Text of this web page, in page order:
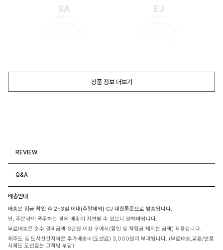
SA EJ
상품 정보 더보기
REVIEW
Q&A
배송안내
배송은 입금 확인 후 2~3일 이내(주말제외) CJ 대한통운으로 발송됩니다.
단, 주문량이 폭주하는 경우 배송이 지연될 수 있으니 양해바랍니다.
무료배송은 순수 결제금액 6만원 이상 구매시(할인 및 적립금 제외한 금액) 적용됩니다.
제주도 및 도서산간지역은 추가배송비(도선료) 3,000원이 부과됩니다. (무료배송,교환/반품
시에도 도선료는 고객님 부담)